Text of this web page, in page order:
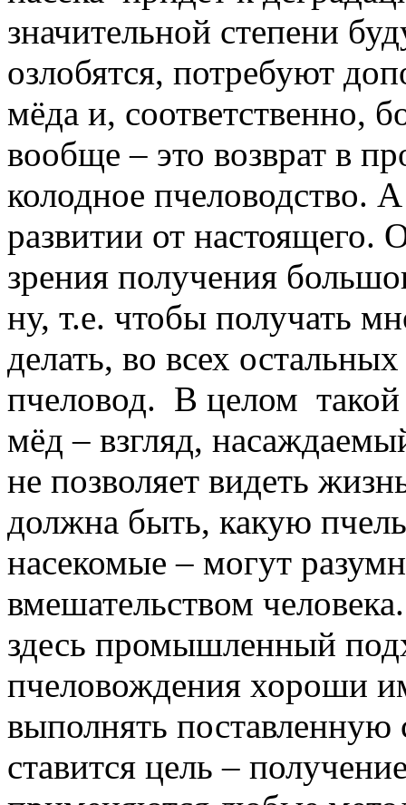
значительной степени
озлобятся, потребуют
мёда и, соответственно,
вообще – это возврат в
колодное пчеловодство.
развитии от настоящего.
зрения получения
ну, т.е. чтобы получать
делать, во всех
пчеловод. В целом
мёд – взгляд,
не позволяет видеть
должна быть, какую
насекомые – могут
вмешательством
здесь промышленный
пчеловождения хороши
выполнять
ставится цель –